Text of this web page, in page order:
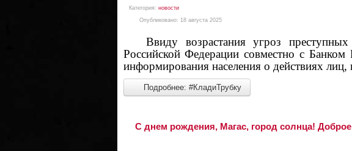
Категория: новости
Опубликовано: 18 августа 2025
Ввиду возрастания угроз преступных
Российской Федерации совместно с
информирования населения о действиях
Подробнее: #КладиТрубку
С днем рождения, Магас, город солнца! Доброе